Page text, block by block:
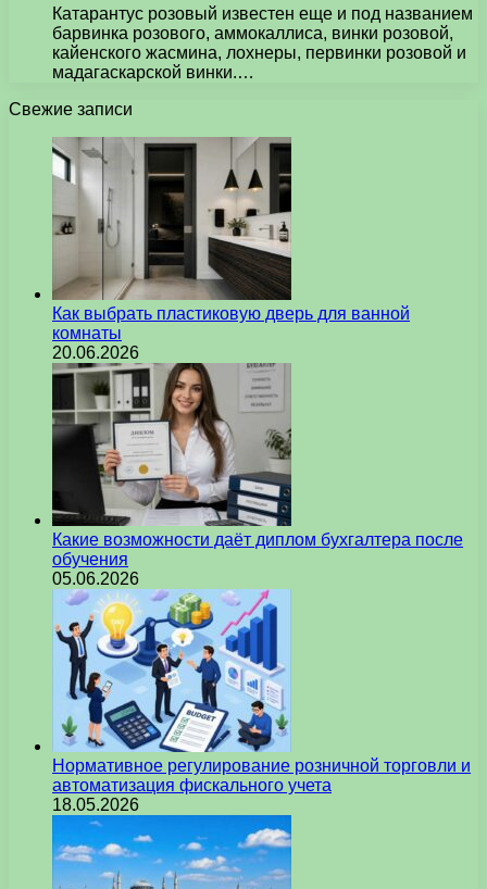
Катарантус розовый известен еще и под названием
барвинка розового, аммокаллиса, винки розовой,
кайенского жасмина, лохнеры, первинки розовой и
мадагаскарской винки.…
Свежие записи
Как выбрать пластиковую дверь для ванной
комнаты
20.06.2026
Какие возможности даёт диплом бухгалтера после
обучения
05.06.2026
Нормативное регулирование розничной торговли и
автоматизация фискального учета
18.05.2026